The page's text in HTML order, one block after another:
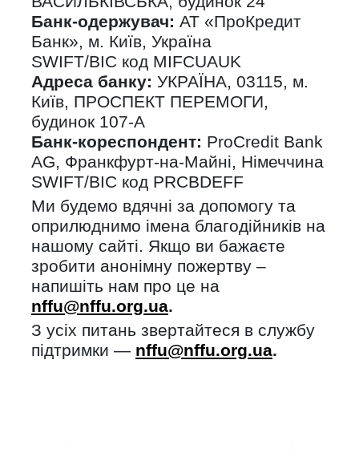
Банк-одержувач: АТ «ПроКредит
Банк», м. Київ, Україна
SWIFT/BIC код MIFCUAUK
Адреса банку: УКРАЇНА, 03115, м.
Київ, ПРОСПЕКТ ПЕРЕМОГИ,
будинок 107-А
Банк-кореспондент: ProCredit Bank
AG, Франкфурт-на-Майні, Німеччина
SWIFT/BIC код PRCBDEFF
Ми будемо вдячні за допомогу та
оприлюднимо імена благодійників на
нашому сайті. Якщо ви бажаєте
зробити анонімну пожертву –
напишіть нам про це на
nffu@nffu.org.ua.
З усіх питань звертайтеся в службу
підтримки — nffu@nffu.org.ua.